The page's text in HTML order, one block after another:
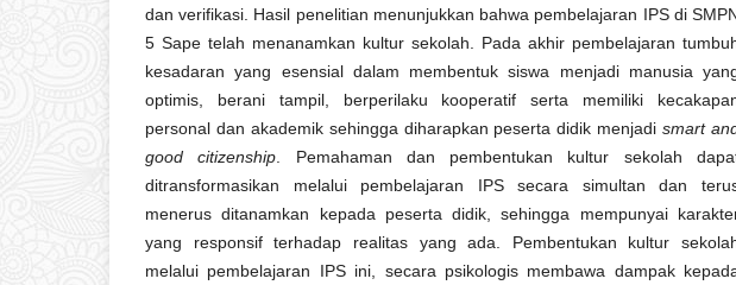
dan verifikasi. Hasil penelitian menunjukkan bahwa pembelajaran IPS di
5 Sape telah menanamkan kultur sekolah. Pada akhir pembelajaran
kesadaran yang esensial dalam membentuk siswa menjadi manusia
optimis, berani tampil, berperilaku kooperatif serta memiliki
personal dan akademik sehingga diharapkan peserta didik menjadismart
good citizenship . Pemahaman dan pembentukan kultur sekolah
ditransformasikan melalui pembelajaran IPS secara simultan dan
menerus ditanamkan kepada peserta didik, sehingga mempunyai
yang responsif terhadap realitas yang ada. Pembentukan kultur
melalui pembelajaran IPS ini, secara psikologis membawa dampak